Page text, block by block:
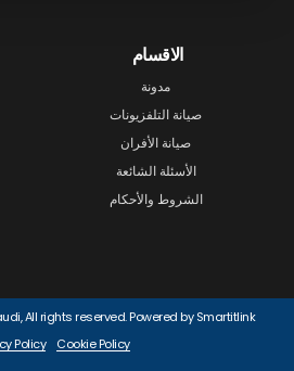
الاقسام
مدونة
صيانة التلفزيونات
صيانة الأفران
الأسئلة الشائعة
الشروط والأحكام
All rights reserved. Powered by Smartitlink
Policy
Cookie Policy